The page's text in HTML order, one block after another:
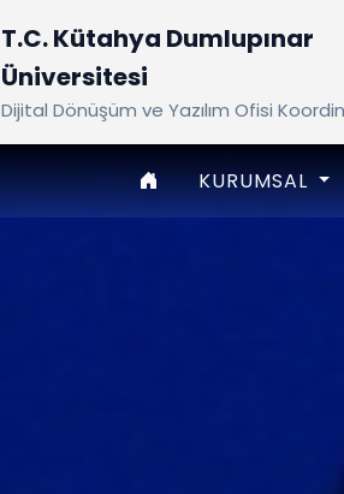
T.C. Kütahya Dumlupınar
Üniversitesi
Dijital Dönüşüm ve Yazılım Ofisi
ANASAYFA
KURUMSAL